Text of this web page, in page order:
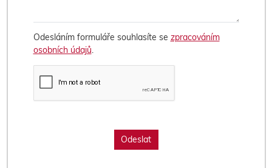
Odesláním formuláře souhlasíte se zpracováním
osobních údajů.